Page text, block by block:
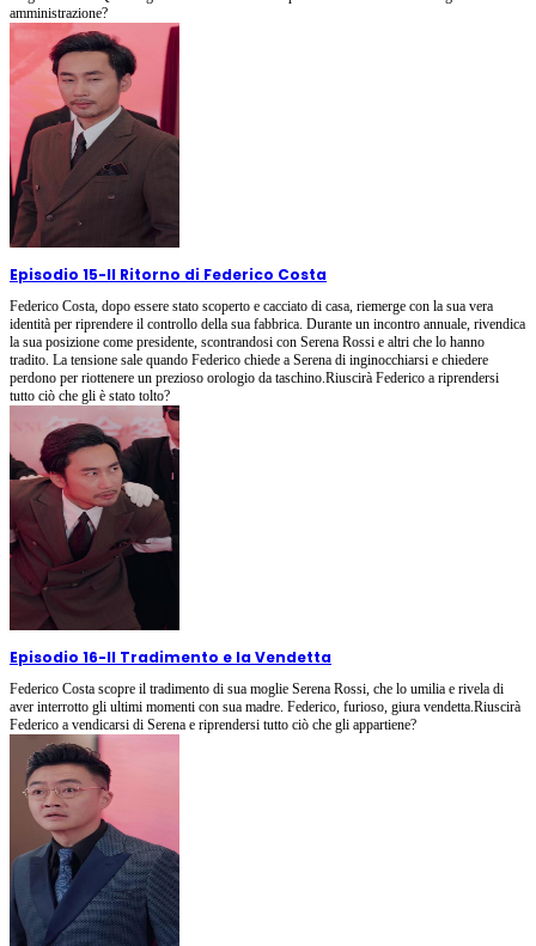
amministrazione?
Episodio 15-Il Ritorno di Federico Costa
Federico Costa, dopo essere stato scoperto e cacciato di casa, riemerge con la sua vera
identità per riprendere il controllo della sua fabbrica. Durante un incontro annuale, rivendica
la sua posizione come presidente, scontrandosi con Serena Rossi e altri che lo hanno
tradito. La tensione sale quando Federico chiede a Serena di inginocchiarsi e chiedere
perdono per riottenere un prezioso orologio da taschino.Riuscirà Federico a riprendersi
tutto ciò che gli è stato tolto?
Episodio 16-Il Tradimento e la Vendetta
Federico Costa scopre il tradimento di sua moglie Serena Rossi, che lo umilia e rivela di
aver interrotto gli ultimi momenti con sua madre. Federico, furioso, giura vendetta.Riuscirà
Federico a vendicarsi di Serena e riprendersi tutto ciò che gli appartiene?